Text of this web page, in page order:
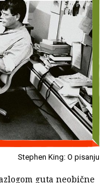
Stephen King: O pisanju
guta neobične